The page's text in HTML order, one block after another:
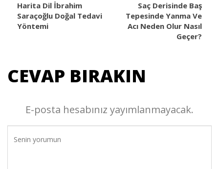
Harita Dil İbrahim
Saraçoğlu Doğal Tedavi
Yöntemi
Saç Derisinde Baş
Tepesinde Yanma Ve
Acı Neden Olur Nasıl
Geçer?
CEVAP BIRAKIN
E-posta hesabınız yayımlanmayacak.